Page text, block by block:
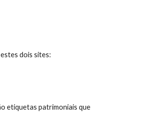
dois sites:
etiquetas patrimoniais que